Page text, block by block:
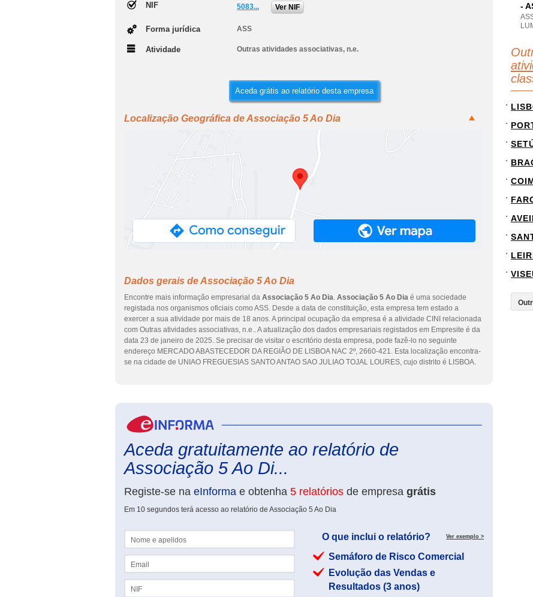
NIF 5083... Ver NIF
Forma jurídica ASS
Atividade Outras atividades associativas, n.e.
Aceda grátis ao relatório desta empresa
Localização Geográfica de Associação 5 Ao Dia
Dados gerais de Associação 5 Ao Dia
Encontre mais informação empresarial da Associação 5 Ao Dia. Associação 5 Ao Dia é uma sociedade
registada nos organismos oficiais como ASS. Desde a data de constituição, esta empresa tem estado a
exercer a sua atividade por mais de 18 anos. A principal ocupação da empresa é a atividade CINI relacionada
com Outras atividades associativas, n.e.. A atualização dos dados empresariais registados em Empresite é da
data 23 de janeiro de 2025. Se precisar de visitar o escritório desta empresa, pode fazê-lo no seguinte
endereço MERCADO ABASTECEDOR DA REGIÃO DE LISBOA NAC 2º, 2660-421. Esta localização encontra-
se na cidade de UNIAO FREGUESIAS SANTO ANTAO SAO JULIAO TOJAL LOURES, cujo distrito é LISBOA.
Aceda gratuitamente ao relatório de
Associação 5 Ao Di...
Registe-se na eInforma e obtenha 5 relatórios de empresa grátis
Em 10 segundos terá acesso ao relatório de Associação 5 Ao Dia
O que inclui o relatório? Ver exemplo >
Semáforo de Risco Comercial
Evolução das Vendas e
Resultados (3 anos)
-